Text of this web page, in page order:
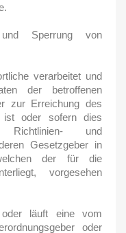
Sperrung von
verarbeitet und
der betroffenen
zur Erreichung des
ist oder sofern dies
und
Gesetzgeber in
der für die
vorgesehen
oder läuft eine vom
oder